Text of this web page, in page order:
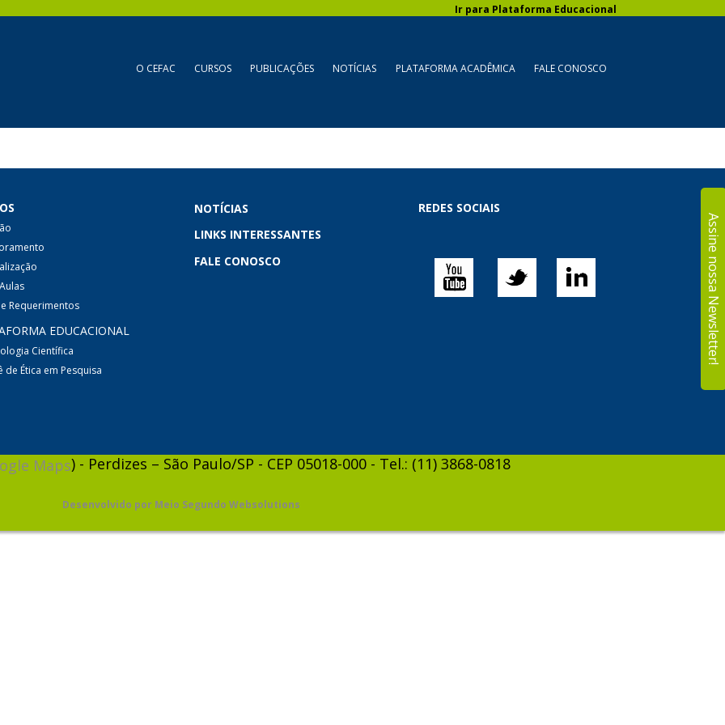
Ir para Plataforma Educacional
O CEFAC CURSOS PUBLICAÇÕES NOTÍCIAS PLATAFORMA ACADÊMICA FALE CONOSCO
Requerimentos
EDUCACIONAL
Científica
de Ética em Pesquisa
NOTÍCIAS
LINKS INTERESSANTES
FALE CONOSCO
REDES SOCIAIS
Maps) - Perdizes – São Paulo/SP - CEP 05018-000 - Tel.: (11) 3868-0818
Desenvolvido por Meio Segundo Websolutions
Assine nossa Newsletter!